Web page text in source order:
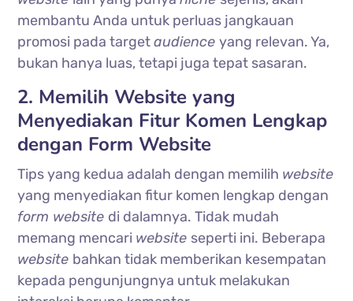
membantu Anda untuk perluas jangkauan
promosi pada targetaudienceyang relevan. Ya,
bukan hanya luas, tetapi juga tepat sasaran.
2. Memilih Website yang
Menyediakan Fitur Komen Lengkap
dengan Form Website
Tips yang kedua adalah dengan memilih website
yang menyediakan fitur komen lengkap dengan
form website di dalamnya. Tidak mudah
memang mencari website seperti ini. Beberapa
website bahkan tidak memberikan kesempatan
kepada pengunjungnya untuk melakukan